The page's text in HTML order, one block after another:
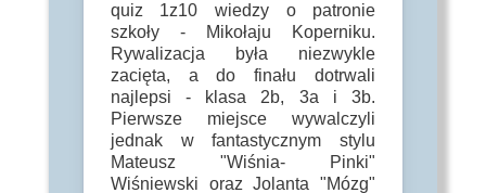
quiz 1z10 wiedzy o patronie
szkoły - Mikołaju Koperniku.
Rywalizacja była niezwykle
zacięta, a do finału dotrwali
najlepsi - klasa 2b, 3a i 3b.
Pierwsze miejsce wywalczyli
jednak w fantastycznym stylu
Mateusz "Wiśnia- Pinki"
Wiśniewski oraz Jolanta "Mózg"